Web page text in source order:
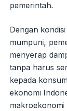
pemerintah.
Dengan
mumpuni,
menyerap
tanpa harus
kepada
ekonomi
makroekonomi